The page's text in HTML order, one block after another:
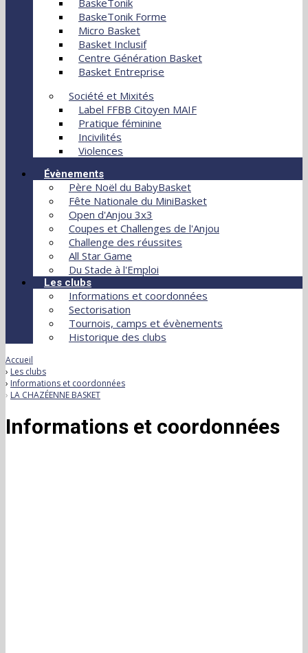
BaskeTonik Forme
Micro Basket
Basket Inclusif
Centre Génération Basket
Basket Entreprise
Société et Mixités
Label FFBB Citoyen MAIF
Pratique féminine
Incivilités
Violences
Évènements
Père Noël du BabyBasket
Fête Nationale du MiniBasket
Open d'Anjou 3x3
Coupes et Challenges de l'Anjou
Challenge des réussites
All Star Game
Du Stade à l'Emploi
Les clubs
Informations et coordonnées
Sectorisation
Tournois, camps et évènements
Historique des clubs
Accueil
Les clubs
Informations et coordonnées
LA CHAZÉENNE BASKET
Informations et coordonnées